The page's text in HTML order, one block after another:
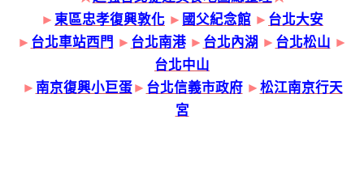
► 東區忠孝復興敦化 ► 國父紀念館 ► 台北大安
► 台北車站西門 ► 台北南港 ► 台北內湖 ► 台北松山 ►
台北中山
► 南京復興小巨蛋► 台北信義市政府► 松江南京行天
宮